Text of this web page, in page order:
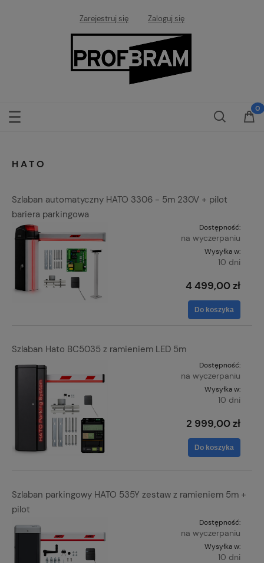
Zarejestruj się Zaloguj się
HATO
Szlaban automatyczny HATO 3306 - 5m 230V + pilot
bariera parkingowa
Dostępność:
na wyczerpaniu
Wysyłka w:
10 dni
4 499,00 zł
Do koszyka
Szlaban Hato BC5035 z ramieniem LED 5m
Dostępność:
na wyczerpaniu
Wysyłka w:
10 dni
2 999,00 zł
Do koszyka
Szlaban parkingowy HATO 535Y zestaw z ramieniem 5m +
pilot
Dostępność:
na wyczerpaniu
Wysyłka w:
10 dni